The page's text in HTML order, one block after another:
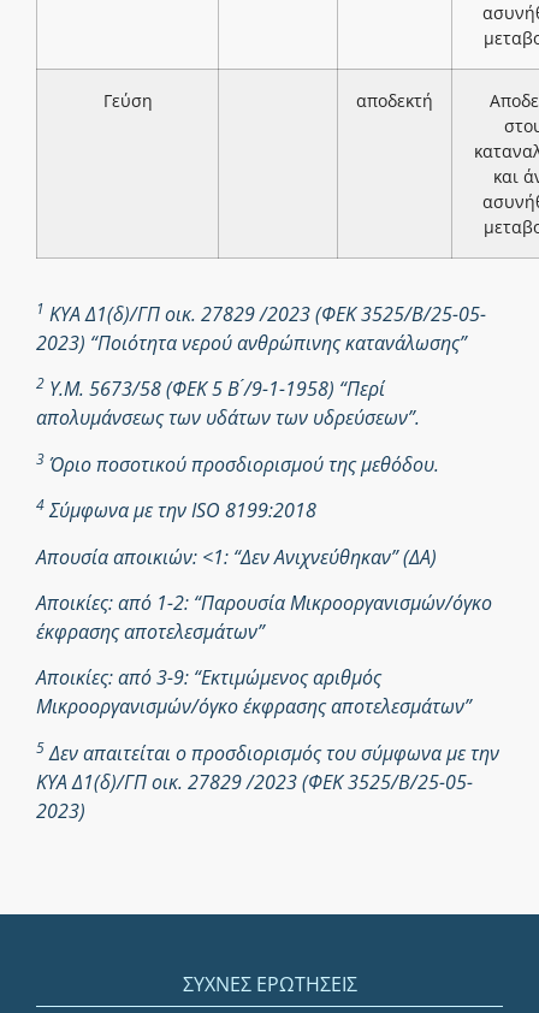
Γεύση αποδεκτή
και
1 ΚΥΑ Δ1(δ)/ΓΠ οικ. 27829 /2023 (ΦΕΚ 3525/Β/25-05-
2023) “Ποιότητα νερού ανθρώπινης κατανάλωσης”
2 Υ.Μ. 5673/58 (ΦΕΚ 5 Β ́/9-1-1958) “Περί
απολυμάνσεως των υδάτων των υδρεύσεων”.
3 Όριο ποσοτικού προσδιορισμού της μεθόδου.
4Σύμφωνα με την ISO 8199:2018
Απουσία αποικιών: <1: “Δεν Ανιχνεύθηκαν” (ΔΑ)
Αποικίες: από 1-2: “Παρουσία Μικροοργανισμών/όγκο
έκφρασης αποτελεσμάτων”
Αποικίες: από 3-9: “Εκτιμώμενος αριθμός
Μικροοργανισμών/όγκο έκφρασης αποτελεσμάτων”
5Δεν απαιτείται ο προσδιορισμός του σύμφωνα με την
ΚΥΑ Δ1(δ)/ΓΠ οικ. 27829 /2023 (ΦΕΚ 3525/Β/25-05-
2023)
ΣΥΧΝΕΣ ΕΡΩΤΗΣΕΙΣ